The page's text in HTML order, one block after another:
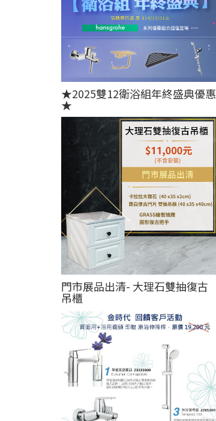
★2025雙12衛浴組年終盛典優惠
★
門市展品出清- 大理石雙抽復古
吊櫃